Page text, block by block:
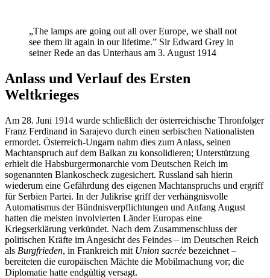
„The lamps are going out all over Europe, we shall not
see them lit again in our lifetime.” Sir Edward Grey in
seiner Rede an das Unterhaus am 3. August 1914
Anlass und Verlauf des Ersten
Weltkrieges
Am 28. Juni 1914 wurde schließlich der österreichische Thronfolger
Franz Ferdinand in Sarajevo durch einen serbischen Nationalisten
ermordet. Österreich-Ungarn nahm dies zum Anlass, seinen
Machtanspruch auf dem Balkan zu konsolidieren; Unterstützung
erhielt die Habsburgermonarchie vom Deutschen Reich im
sogenannten Blankoscheck zugesichert. Russland sah hierin
wiederum eine Gefährdung des eigenen Machtanspruchs und ergriff
für Serbien Partei. In der Julikrise griff der verhängnisvolle
Automatismus der Bündnisverpflichtungen und Anfang August
hatten die meisten involvierten Länder Europas eine
Kriegserklärung verkündet. Nach dem Zusammenschluss der
politischen Kräfte im Angesicht des Feindes – im Deutschen Reich
als Burgfrieden, in Frankreich mit Union sacrée bezeichnet –
bereiteten die europäischen Mächte die Mobilmachung vor; die
Diplomatie hatte endgültig versagt.